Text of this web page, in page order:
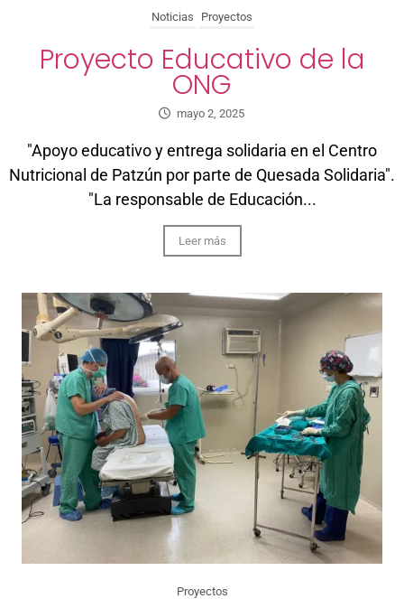
Noticias Proyectos
Proyecto Educativo de la
ONG
mayo 2, 2025
"Apoyo educativo y entrega solidaria en el Centro
Nutricional de Patzún por parte de Quesada Solidaria".
"La responsable de Educación...
Leer más
Proyectos